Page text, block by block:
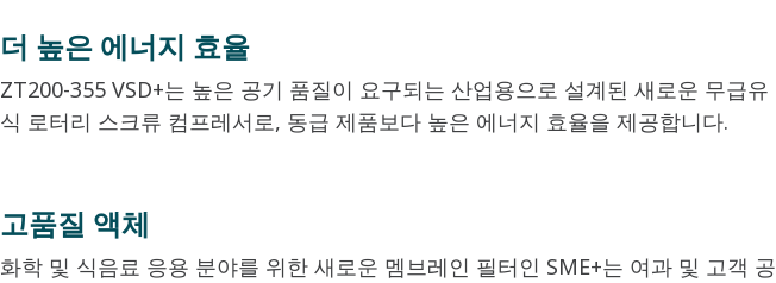
더 높은 에너지 효율
ZT200-355 VSD+는 높은 공기 품질이 요구되는 산업용으로 설계된 새로운 무급유
식 로터리 스크류 컴프레서로, 동급 제품보다 높은 에너지 효율을 제공합니다.
고품질 액체
화학 및 식음료 응용 분야를 위한 새로운 멤브레인 필터인 SME+는 여과 및 고객 공